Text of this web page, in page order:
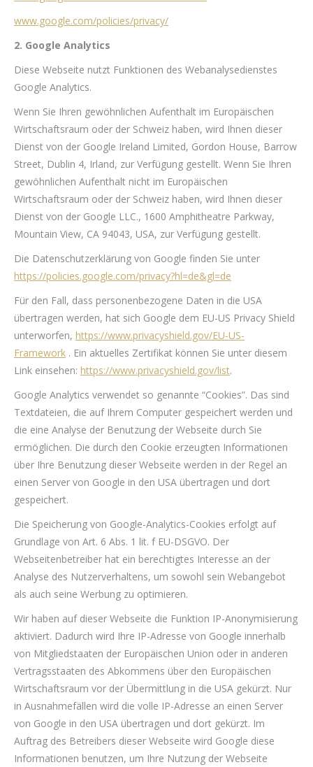
www.google.com/policies/privacy/
2. Google Analytics
Diese Webseite nutzt Funktionen des Webanalysedienstes
Google Analytics.
Wenn Sie Ihren gewöhnlichen Aufenthalt im Europäischen
Wirtschaftsraum oder der Schweiz haben, wird Ihnen dieser
Dienst von der Google Ireland Limited, Gordon House, Barrow
Street, Dublin 4, Irland, zur Verfügung gestellt. Wenn Sie Ihren
gewöhnlichen Aufenthalt nicht im Europäischen
Wirtschaftsraum oder der Schweiz haben, wird Ihnen dieser
Dienst von der Google LLC., 1600 Amphitheatre Parkway,
Mountain View, CA 94043, USA, zur Verfügung gestellt.
Die Datenschutzerklärung von Google finden Sie unter
https://policies.google.com/privacy?hl=de&gl=de
Für den Fall, dass personenbezogene Daten in die USA
übertragen werden, hat sich Google dem EU-US Privacy Shield
unterworfen, https://www.privacyshield.gov/EU-US-
Framework . Ein aktuelles Zertifikat können Sie unter diesem
Link einsehen: https://www.privacyshield.gov/list.
Google Analytics verwendet so genannte “Cookies”. Das sind
Textdateien, die auf Ihrem Computer gespeichert werden und
die eine Analyse der Benutzung der Webseite durch Sie
ermöglichen. Die durch den Cookie erzeugten Informationen
über Ihre Benutzung dieser Webseite werden in der Regel an
einen Server von Google in den USA übertragen und dort
gespeichert.
Die Speicherung von Google-Analytics-Cookies erfolgt auf
Grundlage von Art. 6 Abs. 1 lit. f EU-DSGVO. Der
Webseitenbetreiber hat ein berechtigtes Interesse an der
Analyse des Nutzerverhaltens, um sowohl sein Webangebot
als auch seine Werbung zu optimieren.
Wir haben auf dieser Webseite die Funktion IP-Anonymisierung
aktiviert. Dadurch wird Ihre IP-Adresse von Google innerhalb
von Mitgliedstaaten der Europäischen Union oder in anderen
Vertragsstaaten des Abkommens über den Europäischen
Wirtschaftsraum vor der Übermittlung in die USA gekürzt. Nur
in Ausnahmefällen wird die volle IP-Adresse an einen Server
von Google in den USA übertragen und dort gekürzt. Im
Auftrag des Betreibers dieser Webseite wird Google diese
Informationen benutzen, um Ihre Nutzung der Webseite